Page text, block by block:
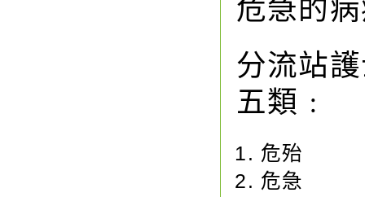
危急的
分流站
五類﹕
危殆
危急